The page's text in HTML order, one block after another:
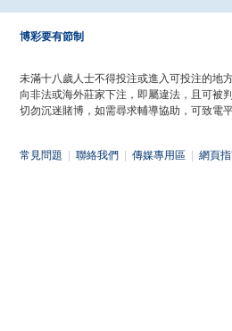
博彩要有節制
未滿十八歲人士不得投注或進入可投注的地方
向非法或海外莊家下注，即屬違法，且可被判
切勿沉迷賭博，如需尋求輔導協助，可致電
常見問題 聯絡我們 傳媒專用區 網頁